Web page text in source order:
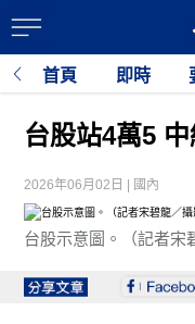
首頁 即時
台股站4萬5
2026年06月02日 | 國內
台股示意圖。（記者宋